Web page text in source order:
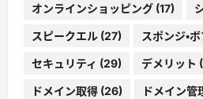
オンラインショッピング (17)
スピークエル (27) スポンジ・
セキュリティ (29) デメリット
ドメイン取得 (26) ドメイン管